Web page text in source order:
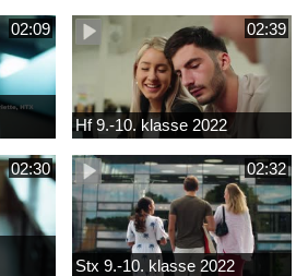
02:09 02:39
Hf 9.-10. klasse 2022
02:30 02:32
Stx 9.-10. klasse 2022